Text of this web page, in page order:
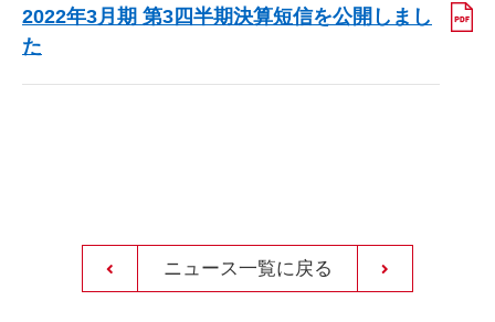
2022年3月期 第3四半期決算短信を公開しまし
た
ニュース一覧に戻る